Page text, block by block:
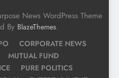
News WordPress Theme
By BlazeThemes.
CORPORATE NEWS
MUTUAL FUND
PURE POLITICS